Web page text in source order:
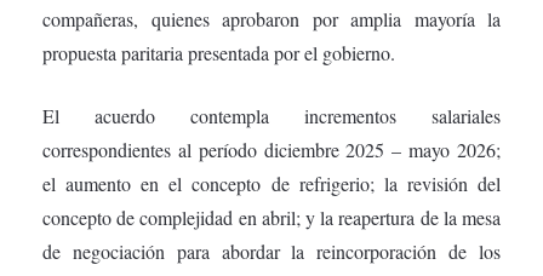
compañeras, quienes aprobaron por amplia mayoría la
propuesta paritaria presentada por el gobierno.
El acuerdo contempla incrementos salariales
correspondientes al período diciembre 2025 – mayo 2026;
el aumento en el concepto de refrigerio; la revisión del
concepto de complejidad en abril; y la reapertura de la mesa
de negociación para abordar la reincorporación de los